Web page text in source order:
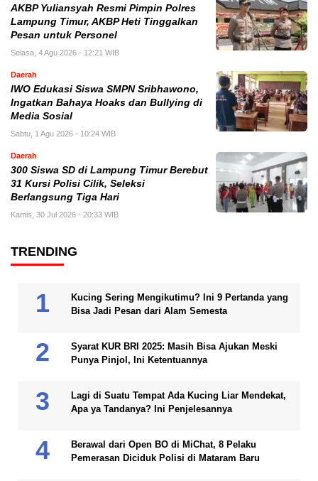
AKBP Yuliansyah Resmi Pimpin Polres
Lampung Timur, AKBP Heti Tinggalkan
Pesan untuk Personel
Selasa, 4 Agu 2026 - 12:21 WIB
Daerah
IWO Edukasi Siswa SMPN Sribhawono,
Ingatkan Bahaya Hoaks dan Bullying di
Media Sosial
Sabtu, 1 Agu 2026 - 10:24 WIB
Daerah
300 Siswa SD di Lampung Timur Berebut
31 Kursi Polisi Cilik, Seleksi
Berlangsung Tiga Hari
Kamis, 30 Jul 2026 - 20:33 WIB
TRENDING
Kucing Sering Mengikutimu? Ini 9 Pertanda yang
Bisa Jadi Pesan dari Alam Semesta
Syarat KUR BRI 2025: Masih Bisa Ajukan Meski
Punya Pinjol, Ini Ketentuannya
Lagi di Suatu Tempat Ada Kucing Liar Mendekat,
Apa ya Tandanya? Ini Penjelesannya
Berawal dari Open BO di MiChat, 8 Pelaku
Pemerasan Diciduk Polisi di Mataram Baru